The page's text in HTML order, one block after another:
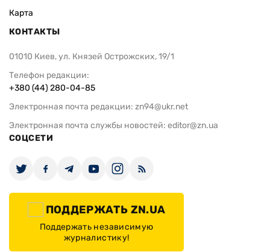
Карта
КОНТАКТЫ
01010 Киев, ул. Князей Острожских, 19/1
Телефон редакции:
+380 (44) 280-04-85
Электронная почта редакции: zn94@ukr.net
Электронная почта службы новостей: editor@zn.ua
СОЦСЕТИ
ПОДДЕРЖАТЬ ZN.UA
Поддержать независимую
журналистику!